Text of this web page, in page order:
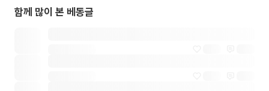
함께 많이 본 베동글